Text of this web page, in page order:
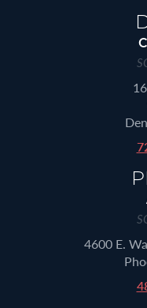
4600 E.